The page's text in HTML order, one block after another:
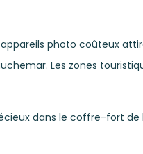
photo coûteux
Les zones
dans le coffre-fort